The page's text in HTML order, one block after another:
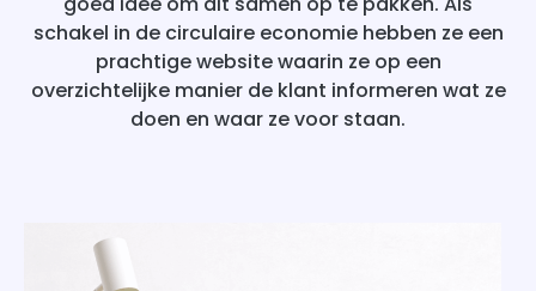
schakel in de circulaire economie hebben ze een
prachtige website waarin ze op een
overzichtelijke manier de klant informeren wat ze
doen en waar ze voor staan.